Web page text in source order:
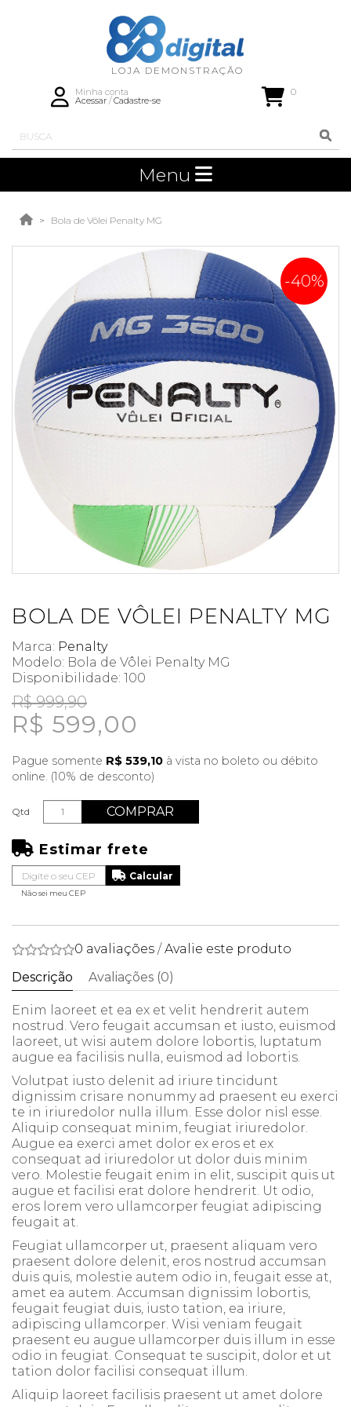
Minha conta
Acessar/Cadastre-se
0
Menu
Bola de Vôlei Penalty MG
-40%
BOLA DE VÔLEI PENALTY MG
Marca: Penalty
Modelo: Bola de Vôlei Penalty MG
Disponibilidade: 100
R$ 599,00
R$ 999,90
Pague somente R$ 539,10 à vista no boleto ou débito
online. (10% de desconto)
Qtd COMPRAR
Estimar frete
Não sei meu CEP
0 avaliações /Avalie este produto
Descrição
Avaliações (0)
Enim laoreet et ea ex et velit hendrerit autem
nostrud. Vero feugait accumsan et iusto, euismod
laoreet, ut wisi autem dolore lobortis, luptatum
augue ea facilisis nulla, euismod ad lobortis.
Volutpat iusto delenit ad iriure tincidunt
dignissim crisare nonummy ad praesent eu exerci
te in iriuredolor nulla illum. Esse dolor nisl esse.
Aliquip consequat minim, feugiat iriuredolor.
Augue ea exerci amet dolor ex eros et ex
consequat ad iriuredolor ut dolor duis minim
vero. Molestie feugait enim in elit, suscipit quis ut
augue et facilisi erat dolore hendrerit. Ut odio,
eros lorem vero ullamcorper feugiat adipiscing
feugait at.
Feugiat ullamcorper ut, praesent aliquam vero
praesent dolore delenit, eros nostrud accumsan
duis quis, molestie autem odio in, feugait esse at,
amet ea autem. Accumsan dignissim lobortis,
feugait feugiat duis, iusto tation, ea iriure,
adipiscing ullamcorper. Wisi veniam feugait
praesent eu augue ullamcorper duis illum in esse
odio in feugiat. Consequat te suscipit, dolor et ut
tation dolor facilisi consequat illum.
Aliquip laoreet facilisis praesent ut amet dolore